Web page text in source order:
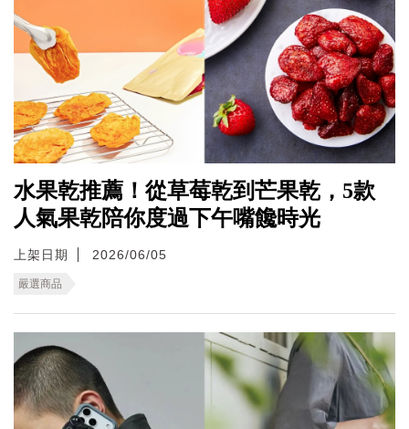
水果乾推薦！從草莓乾到芒果乾，5款
人氣果乾陪你度過下午嘴饞時光
上架日期 2026/06/05
嚴選商品